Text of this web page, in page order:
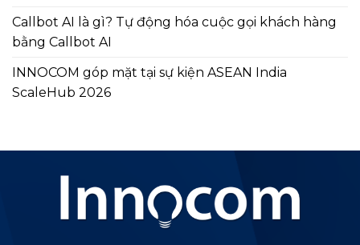
Callbot AI là gì? Tự động hóa cuộc gọi khách hàng
bằng Callbot AI
INNOCOM góp mặt tại sự kiện ASEAN India
ScaleHub 2026